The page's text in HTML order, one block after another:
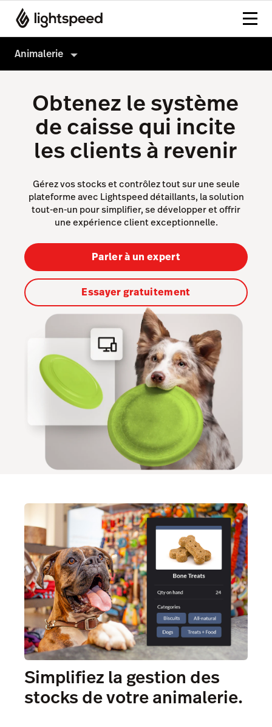
Animalerie
Produits
Paiements
Commerce électronique
Vitrine IA
Blogue IA
Vente en gros
Gestion d'inventaire
Analyses
Numériseur
Marketing avancé
Capital
Commandes de service
Interface API
Personnel et paie
Matériel
Intégrations
Entreprise
Prix
Pas une animalerie?
Obtenez le système
de caisse qui incite
les clients à revenir
Gérez vos stocks et contrôlez tout sur une seule
plateforme avec Lightspeed détaillants, la solution
tout-en-un pour simplifier, se développer et offrir
une expérience client exceptionnelle.
Parler à un expert
Essayer gratuitement
Simplifiez la gestion des
stocks de votre animalerie.